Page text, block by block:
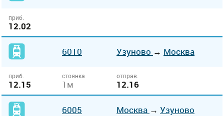
приб.
12.02
6010 Узуново → Москва
приб.
12.15
стоянка
1м
отправ.
12.16
6005 Москва → Узуново